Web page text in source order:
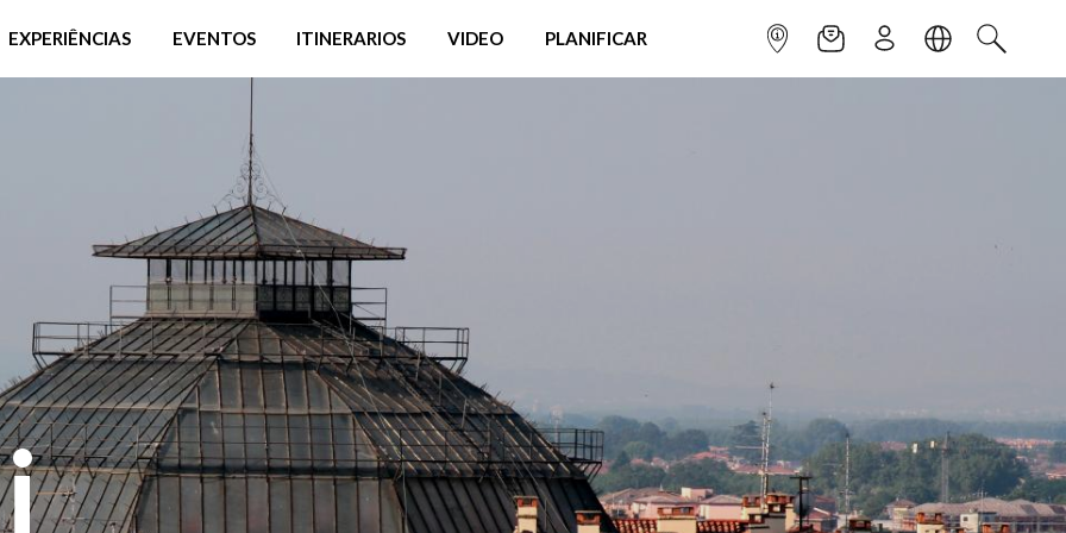
EXPERIÊNCIAS EVENTOS ITINERARIOS VIDEO PLANIFICAR INFOPOINTNEWSLETTER
SUSCRÌBETE
IDIOMABUSCAR